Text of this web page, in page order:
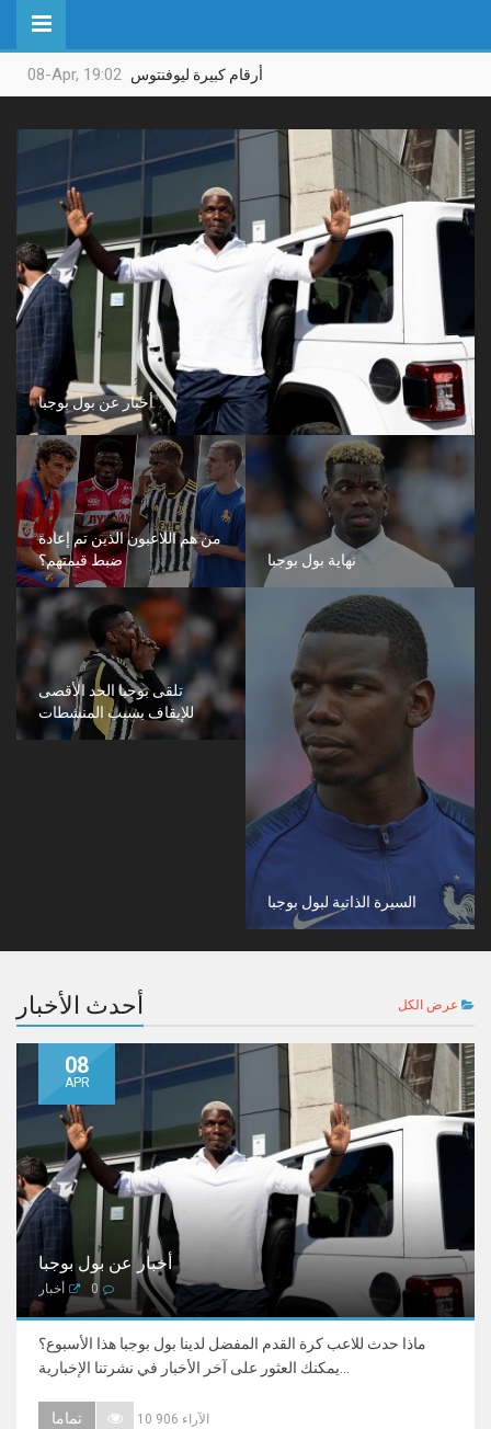
08-Apr, 19:02 أرقام كبيرة ليوفنتوس
أخبار عن بول بوجبا
من هم اللاعبون الذين تم إعادة
ضبط قيمتهم؟
نهاية بول بوجبا
تلقى بوجبا الحد الأقصى
للإيقاف بسبب المنشطات
السيرة الذاتية لبول بوجبا
أحدث الأخبار
08
APR
أخبار عن بول بوجبا
أخبار 0
ماذا حدث للاعب كرة القدم المفضل لدينا بول بوجبا هذا الأسبوع؟
يمكنك العثور على آخر الأخبار في نشرتنا الإخبارية...
تماما 10 906 الآراء